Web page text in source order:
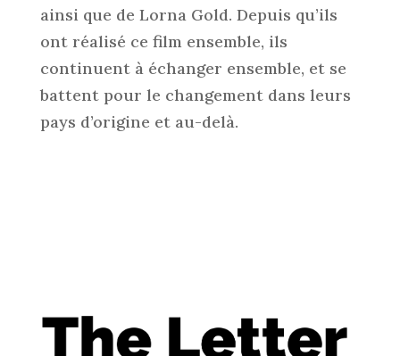
ainsi que de Lorna Gold. Depuis qu’ils
ont réalisé ce film ensemble, ils
continuent à échanger ensemble, et se
battent pour le changement dans leurs
pays d’origine et au-delà.